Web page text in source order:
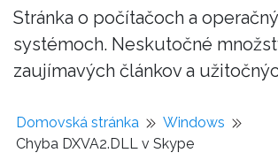
Stránka o počítačoch a
systémoch. Neskutočné
zaujímavých článkov a
Domovská stránka
Windows
Chyba DXVA2.DLL v Skype